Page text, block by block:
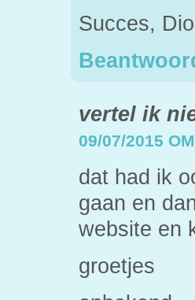
Succes,
vertel ik
09/07/2015
dat had ik
gaan en
website en
groetjes